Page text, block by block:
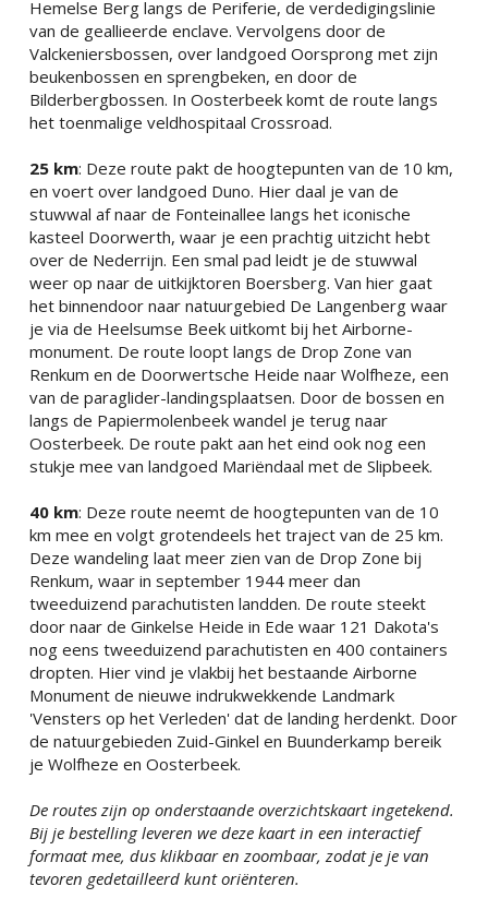
Hemelse Berg langs de Periferie, de verdedigingslinie
van de geallieerde enclave. Vervolgens door de
Valckeniersbossen, over landgoed Oorsprong met zijn
beukenbossen en sprengbeken, en door de
Bilderbergbossen. In Oosterbeek komt de route langs
het toenmalige veldhospitaal Crossroad.
25 km: Deze route pakt de hoogtepunten van de 10 km,
en voert over landgoed Duno. Hier daal je van de
stuwwal af naar de Fonteinallee langs het iconische
kasteel Doorwerth, waar je een prachtig uitzicht hebt
over de Nederrijn. Een smal pad leidt je de stuwwal
weer op naar de uitkijktoren Boersberg. Van hier gaat
het binnendoor naar natuurgebied De Langenberg waar
je via de Heelsumse Beek uitkomt bij het Airborne-
monument. De route loopt langs de Drop Zone van
Renkum en de Doorwertsche Heide naar Wolfheze, een
van de paraglider-landingsplaatsen. Door de bossen en
langs de Papiermolenbeek wandel je terug naar
Oosterbeek. De route pakt aan het eind ook nog een
stukje mee van landgoed Mariëndaal met de Slipbeek.
40 km: Deze route neemt de hoogtepunten van de 10
km mee en volgt grotendeels het traject van de 25 km.
Deze wandeling laat meer zien van de Drop Zone bij
Renkum, waar in september 1944 meer dan
tweeduizend parachutisten landden. De route steekt
door naar de Ginkelse Heide in Ede waar 121 Dakota's
nog eens tweeduizend parachutisten en 400 containers
dropten. Hier vind je vlakbij het bestaande Airborne
Monument de nieuwe indrukwekkende Landmark
'Vensters op het Verleden' dat de landing herdenkt. Door
de natuurgebieden Zuid-Ginkel en Buunderkamp bereik
je Wolfheze en Oosterbeek.
De routes zijn op onderstaande overzichtskaart ingetekend.
Bij je bestelling leveren we deze kaart in een interactief
formaat mee, dus klikbaar en zoombaar, zodat je je van
tevoren gedetailleerd kunt oriënteren.